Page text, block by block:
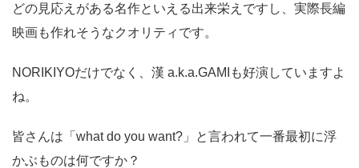
どの見応えがある名作といえる出来栄えですし、実際長編
映画も作れそうなクオリティです。
NORIKIYOだけでなく、漢 a.k.a.GAMIも好演していますよ
ね。
皆さんは「what do you want?」と言われて一番最初に浮
かぶものは何ですか？